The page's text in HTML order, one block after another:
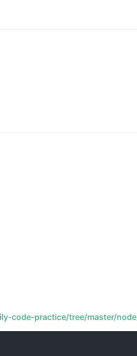
code-practice/tree/master/